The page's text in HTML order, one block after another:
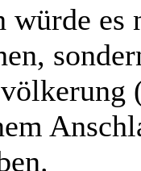
würde es